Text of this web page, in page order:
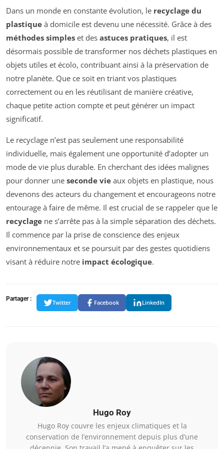
Dans un monde en constante évolution, le recyclage du
plastique à domicile est devenu une nécessité. Grâce à des
méthodes simples et des astuces pratiques, il est
désormais possible de transformer nos déchets plastiques en
objets utiles et écolo, contribuant ainsi à la préservation de
notre planète. Que ce soit en triant vos plastiques
correctement ou en les réutilisant de manière créative,
chaque petite action compte et peut générer un impact
significatif.
Le recyclage n’est pas seulement une responsabilité
individuelle, mais également une opportunité d’adopter un
mode de vie plus durable. En cherchant des idées malignes
pour donner une seconde vie aux objets en plastique, nous
devenons des acteurs du changement et encourageons notre
entourage à faire de même. Il est crucial de se rappeler que le
recyclage ne s’arrête pas à la simple séparation des déchets.
Il commence par la prise de conscience des enjeux
environnementaux et se poursuit par des gestes quotidiens
visant à réduire notre impact écologique.
Partager :
Twitter Facebook LinkedIn
Hugo Roy
Hugo Roy couvre les enjeux climatiques et la
conservation de l’environnement depuis plus d’une